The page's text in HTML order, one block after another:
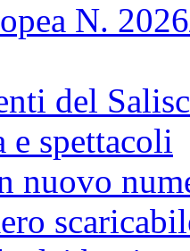
N.
del
e spettacoli
nuovo